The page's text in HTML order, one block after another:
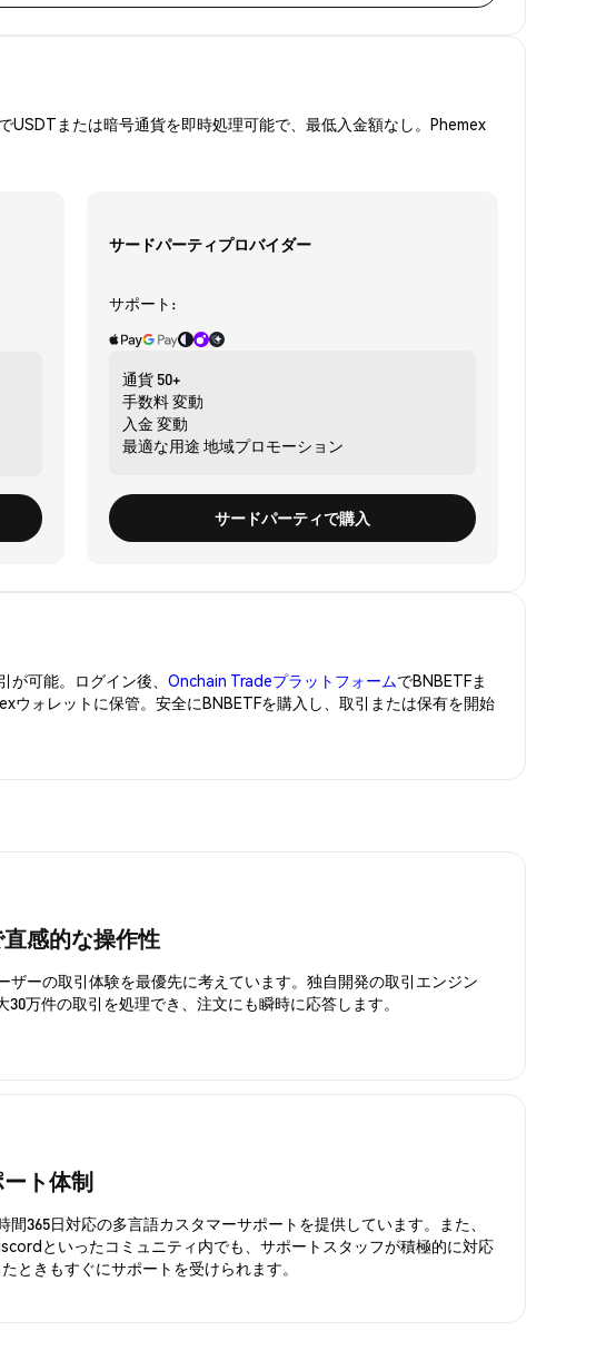
または暗号通貨を即時処理可能で、最低入金額なし。Phemex
サードパーティプロバイダー
サポート:
通貨 50+
手数料変動
入金 変動
最適な用途 地域プロモーション
サードパーティで購入
可能。ログイン後、 Onchain TradeプラットフォームでBNBETFま
ウォレットに保管。安全にBNBETFを購入し、取引または保有を開始
感的な操作性
ザーの取引体験を最優先に考えています。独自開発の取引エンジン
30万件の取引を処理でき、注文にも瞬時に応答します。
ト体制
間365日対応の多言語カスタマーサポートを提供しています。また、
といったコミュニティ内でも、サポートスタッフが積極的に対応
ときもすぐにサポートを受けられます。